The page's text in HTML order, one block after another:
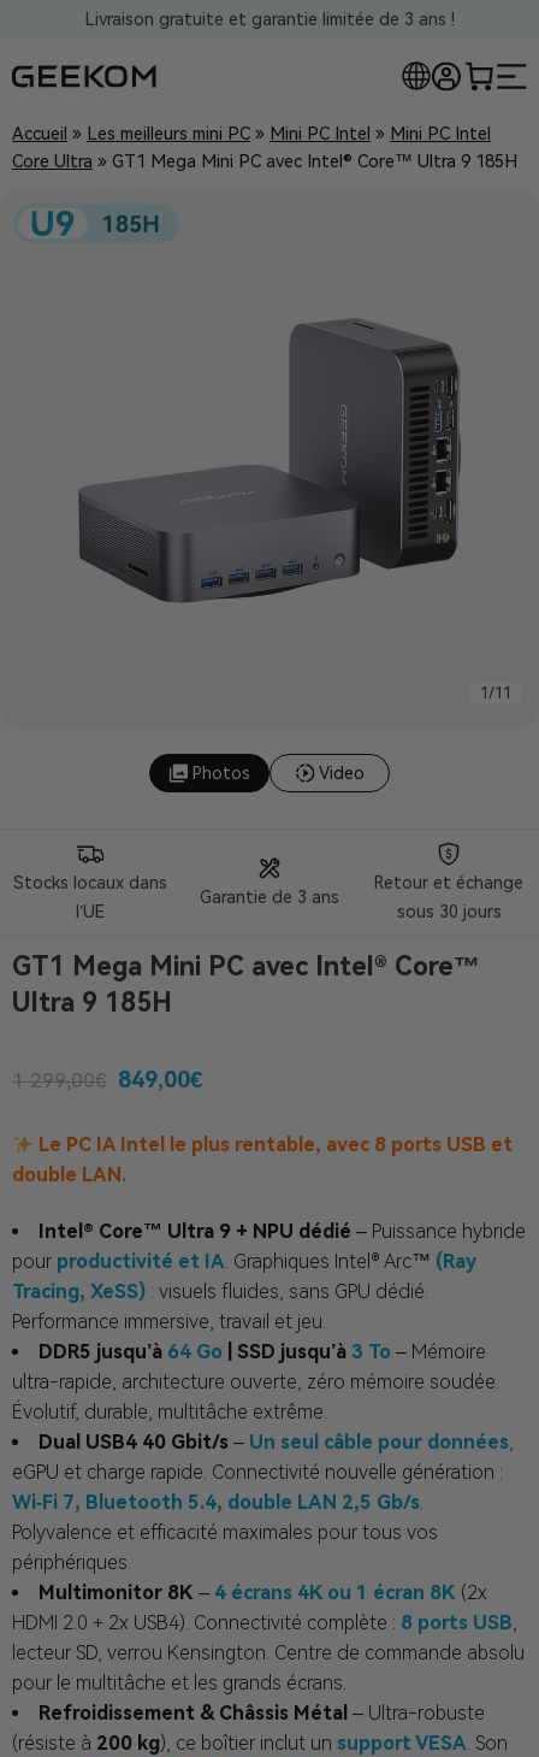
Livraison gratuite et garantie limitée de 3 ans !
Accueil » Les meilleurs mini PC » Mini PC Intel » Mini PC Intel
Core Ultra » GT1 Mega Mini PC avec Intel® Core™ Ultra 9 185H
1 /11
Photos Video
Stocks locaux dans
l’UE
Garantie de 3 ans
Retour et échange
sous 30 jours
GT1 Mega Mini PC avec Intel® Core™
Ultra 9 185H
1 299,00€ 849,00€
Le PC IA Intel le plus rentable, avec 8 ports USB et
double LAN.
Intel® Core™ Ultra 9 + NPU dédié – Puissance hybride
pour productivité et IA. Graphiques Intel® Arc™ (Ray
Tracing, XeSS) : visuels fluides, sans GPU dédié.
Performance immersive, travail et jeu.
DDR5 jusqu’à 64 Go | SSD jusqu’à 3 To – Mémoire
ultra-rapide, architecture ouverte, zéro mémoire soudée.
Évolutif, durable, multitâche extrême.
Dual USB4 40 Gbit/s – Un seul câble pour données,
eGPU et charge rapide. Connectivité nouvelle génération :
Wi‑Fi 7, Bluetooth 5.4, double LAN 2,5 Gb/s.
Polyvalence et efficacité maximales pour tous vos
périphériques.
Multimonitor 8K – 4 écrans 4K ou 1 écran 8K (2x
HDMI 2.0 + 2x USB4). Connectivité complète : 8 ports USB,
lecteur SD, verrou Kensington. Centre de commande absolu
pour le multitâche et les grands écrans.
Refroidissement & Châssis Métal – Ultra-robuste
(résiste à 200 kg), ce boîtier inclut un support VESA. Son